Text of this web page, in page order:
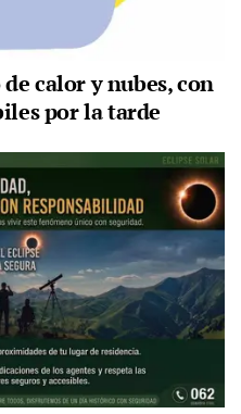
calor y nubes, con
por la tarde